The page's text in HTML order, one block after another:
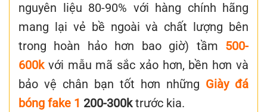
nguyên liệu 80-90% với hàng chính hãng
mang lại vẻ bề ngoài và chất lượng bên
trong hoàn hảo hơn bao giờ) tầm 500-
600k với mẫu mã sắc xảo hơn, bền hơn và
bảo vệ chân bạn tốt hơn những Giày đá
bóng fake 1 200-300ktrước kia.